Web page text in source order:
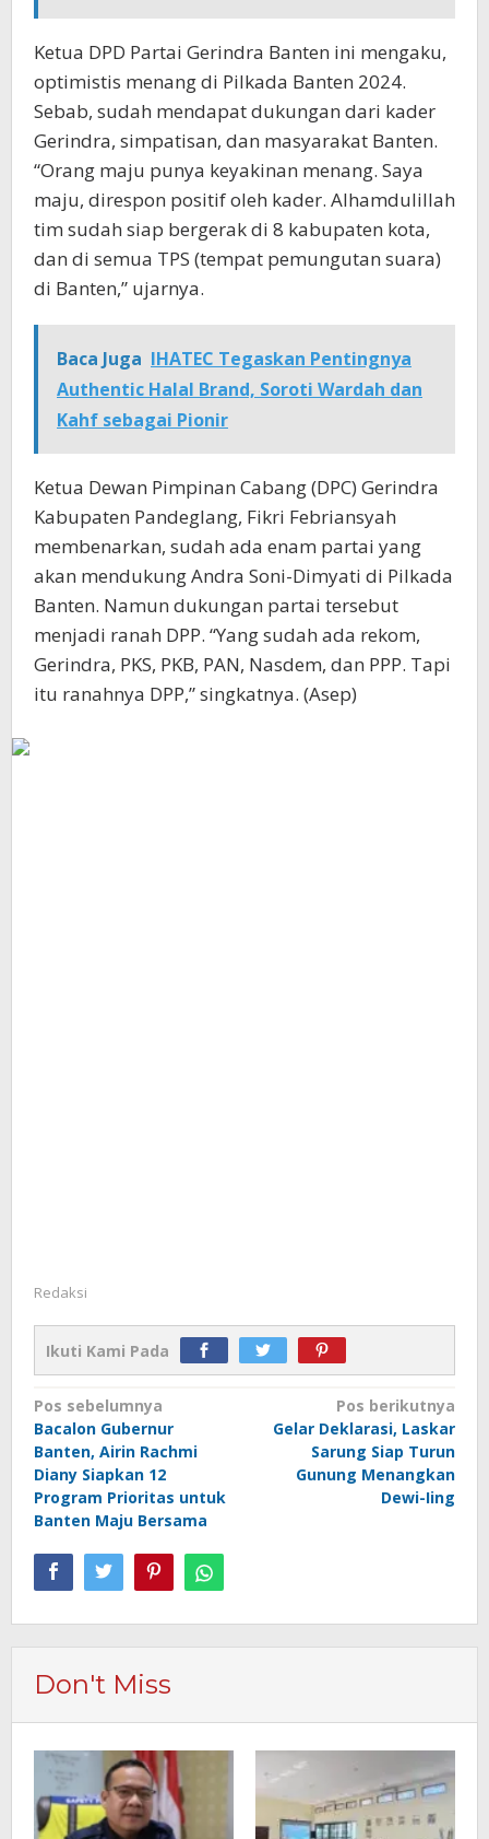
Ketua DPD Partai Gerindra Banten ini mengaku,
optimistis menang di Pilkada Banten 2024.
Sebab, sudah mendapat dukungan dari kader
Gerindra, simpatisan, dan masyarakat Banten.
“Orang maju punya keyakinan menang. Saya
maju, direspon positif oleh kader. Alhamdulillah
tim sudah siap bergerak di 8 kabupaten kota,
dan di semua TPS (tempat pemungutan suara)
di Banten,” ujarnya.
Baca Juga IHATEC Tegaskan Pentingnya
Authentic Halal Brand, Soroti Wardah dan
Kahf sebagai Pionir
Ketua Dewan Pimpinan Cabang (DPC) Gerindra
Kabupaten Pandeglang, Fikri Febriansyah
membenarkan, sudah ada enam partai yang
akan mendukung Andra Soni-Dimyati di Pilkada
Banten. Namun dukungan partai tersebut
menjadi ranah DPP. “Yang sudah ada rekom,
Gerindra, PKS, PKB, PAN, Nasdem, dan PPP. Tapi
itu ranahnya DPP,” singkatnya. (Asep)
Redaksi
Ikuti Kami Pada
Navigasi
pos
Pos sebelumnya
Bacalon Gubernur
Banten, Airin Rachmi
Diany Siapkan 12
Program Prioritas untuk
Banten Maju Bersama
Pos berikutnya
Gelar Deklarasi, Laskar
Sarung Siap Turun
Gunung Menangkan
Dewi-Iing
Don't Miss